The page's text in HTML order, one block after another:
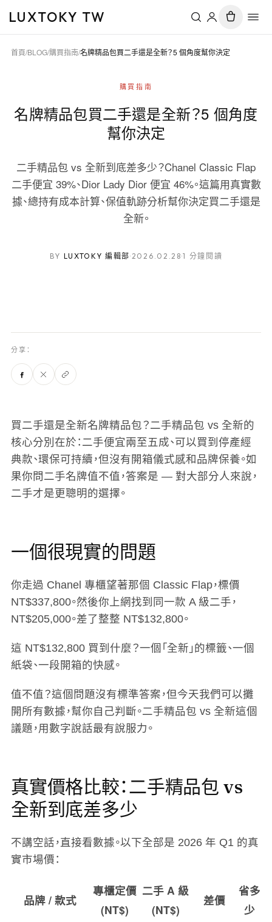
LUXTOKY TW
首頁/BLOG/購買指南/名牌精品包買二手還是全新？5 個角度幫你決定
購買指南
名牌精品包買二手還是全新？5 個角度
幫你決定
二手精品包 vs 全新到底差多少？Chanel Classic Flap
二手便宜 39%、Dior Lady Dior 便宜 46%。這篇用真實數
據、總持有成本計算、保值軌跡分析幫你決定買二手還是
全新。
BY LUXTOKY 編輯部·2026.02.28·1 分鐘閱讀
分享：
買二手還是全新名牌精品包？二手精品包 vs 全新的
核心分別在於：二手便宜兩至五成、可以買到停產經
典款、環保可持續，但沒有開箱儀式感和品牌保養。如
果你問二手名牌值不值，答案是 — 對大部分人來說，
二手才是更聰明的選擇。
一個很現實的問題
你走過 Chanel 專櫃望著那個 Classic Flap，標價
NT$337,800。然後你上網找到同一款 A 級二手，
NT$205,000。差了整整 NT$132,800。
這 NT$132,800 買到什麼？一個「全新」的標籤、一個
紙袋、一段開箱的快感。
值不值？這個問題沒有標準答案，但今天我們可以攤
開所有數據，幫你自己判斷。二手精品包 vs 全新這個
議題，用數字說話最有說服力。
真實價格比較：二手精品包 vs
全新到底差多少
不講空話，直接看數據。以下全部是 2026 年 Q1 的真
實市場價：
品牌 / 款式
專櫃定價
(NT$)
二手 A 級
(NT$)
差價
省多
少